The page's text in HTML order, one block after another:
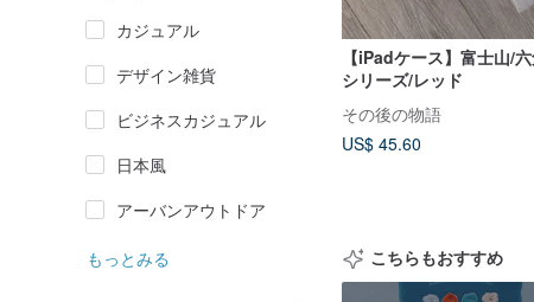
カジュアル
デザイン雑貨
ビジネスカジュアル
日本風
アーバンアウトドア
もっとみる
【iPadケース】富士山/
シリーズ/レッド
その後の物語
US$ 45.60
こちらもおすすめ